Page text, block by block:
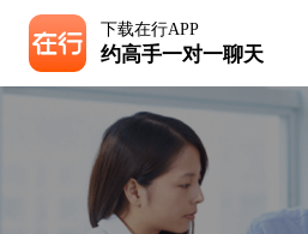
下载在行APP
约高手一对一聊天